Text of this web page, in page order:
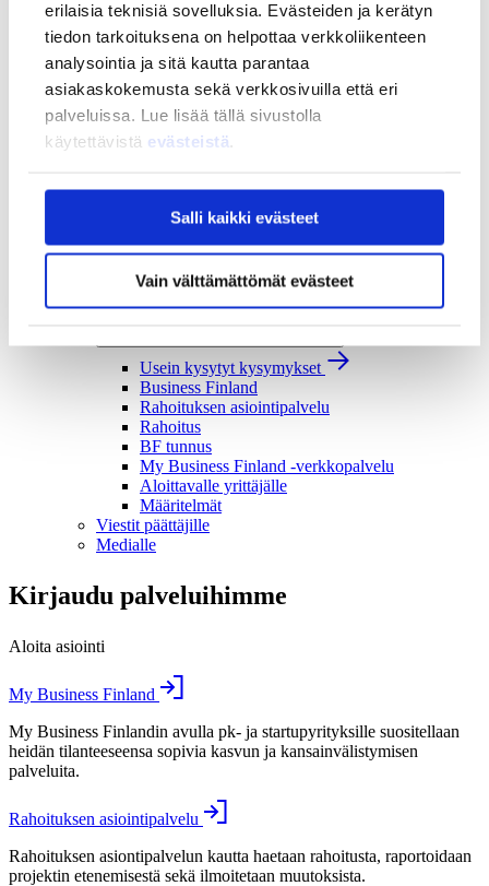
erilaisia teknisiä sovelluksia. Evästeiden ja kerätyn
tiedon tarkoituksena on helpottaa verkkoliikenteen
analysointia ja sitä kautta parantaa
asiakaskokemusta sekä verkkosivuilla että eri
palveluissa. Lue lisää tällä sivustolla
käytettävistä evästeistä.
Salli kaikki evästeet
Vain välttämättömät evästeet
Strategia ja vaikuttavuus
Strategia ja vaikuttavuus
Business Finlandin strategia 2030
Tulokset ja vaikutukset
Ajankohtaista
Tapahtumat
Yhteys ja tuki
Yhteystiedot
Usein kysytyt kysymykset
Business Finland
Rahoituksen asiointipalvelu
Rahoitus
BF tunnus
My Business Finland -verkkopalvelu
Aloittavalle yrittäjälle
Määritelmät
Viestit päättäjille
Medialle
Kirjaudu palveluihimme
Aloita asiointi
My Business Finland
My Business Finlandin avulla pk- ja startupyrityksille suositellaan
heidän tilanteeseensa sopivia kasvun ja kansainvälistymisen
palveluita.
Rahoituksen asiointipalvelu
Rahoituksen asiontipalvelun kautta haetaan rahoitusta, raportoidaan
projektin etenemisestä sekä ilmoitetaan muutoksista.